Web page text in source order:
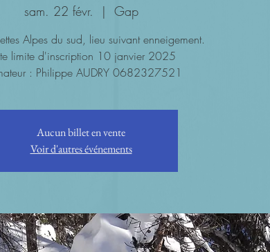
sam. 22 févr.
  |
Gap
Alpes du sud, lieu suivant enneigement.
limite d'inscription 10 janvier 2025
: Philippe AUDRY 0682327521
Aucun billet en vente
Voir d'autres événements